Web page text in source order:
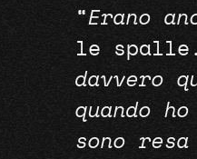
“Erano
le
davvero
quando
sono